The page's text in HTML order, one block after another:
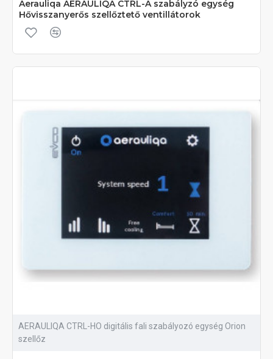
Aerauliqa AERAULIQA CTRL-A szabályzó egység
Hővisszanyerős szellőztető ventillátorok
AERAULIQA CTRL-HO digitális fali szabályozó egység Orion
szellőz